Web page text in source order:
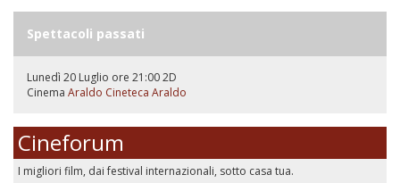
Spettacoli passati
Lunedì 20 Luglio ore 21:002D
Cinema Araldo Cineteca Araldo
Cineforum
I migliori film, dai festival internazionali, sotto casa tua.